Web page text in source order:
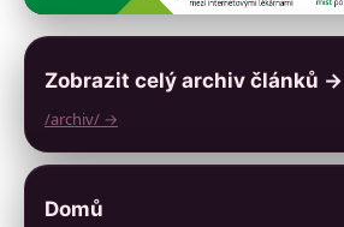
Zobrazit celý archiv článků →
/archiv/ →
Domů